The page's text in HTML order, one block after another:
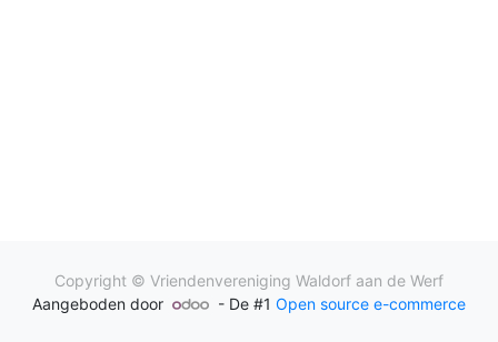
Copyright © Vriendenvereniging Waldorf aan de Werf
Aangeboden door
- De #1 Open source e-commerce